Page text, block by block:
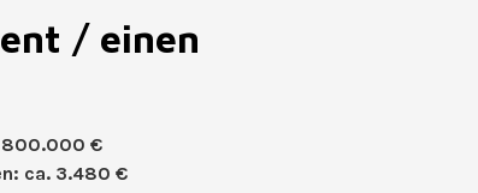
/ einen
800.000 €
ca. 3.480 €